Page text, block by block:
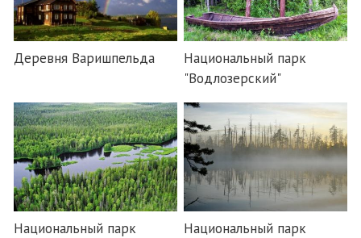
Деревня Варишпельда
Национальный парк
"Водлозерский"
Национальный парк
Национальный парк